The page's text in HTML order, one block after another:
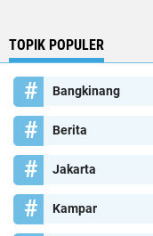
TOPIK POPULER
Bangkinang
Berita
Jakarta
Kampar